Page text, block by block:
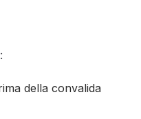
della convalida